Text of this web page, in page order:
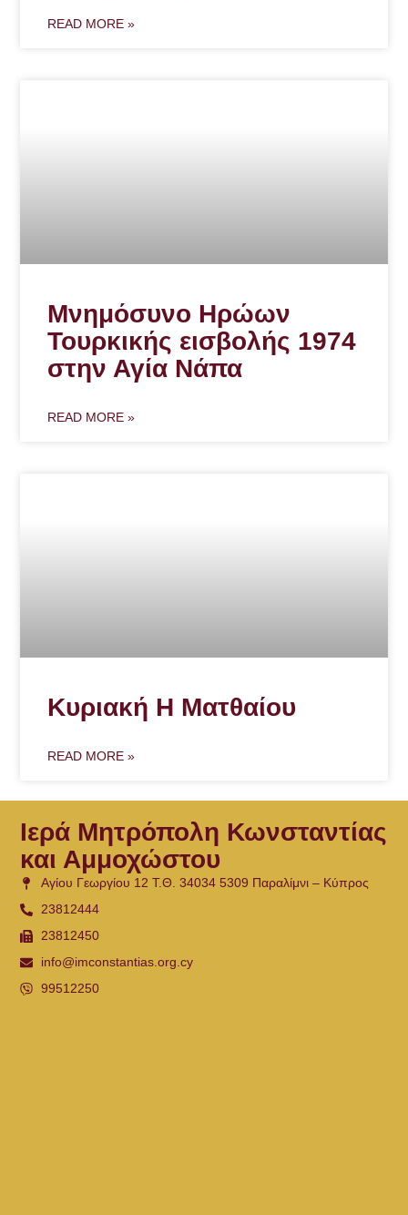
READ MORE »
Μνημόσυνο Ηρώων
Τουρκικής εισβολής 1974
στην Αγία Νάπα
READ MORE »
Κυριακή Η Ματθαίου
READ MORE »
Ιερά Μητρόπολη Κωνσταντίας
και Αμμοχώστου
Αγίου Γεωργίου 12 Τ.Θ. 34034 5309 Παραλίμνι – Κύπρος
23812444
23812450
info@imconstantias.org.cy
99512250